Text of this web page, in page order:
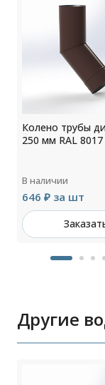
Колено трубы
250 мм RAL 8017
В наличии
646 ₽ за шт
Другие